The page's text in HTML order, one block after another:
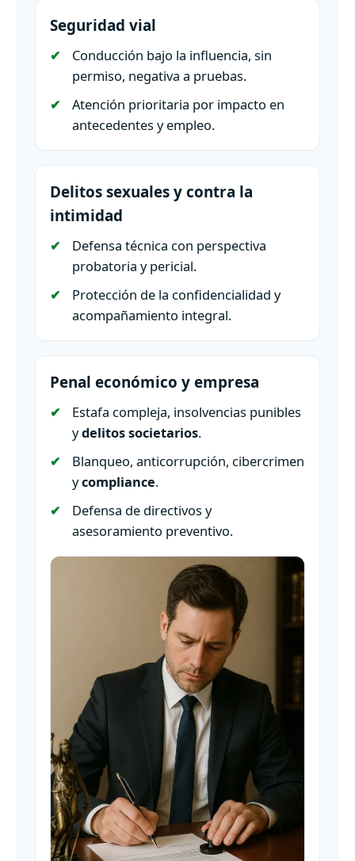
Seguridad vial
Conducción bajo la influencia, sin
permiso, negativa a pruebas.
Atención prioritaria por impacto en
antecedentes y empleo.
Delitos sexuales y contra la
intimidad
Defensa técnica con perspectiva
probatoria y pericial.
Protección de la confidencialidad y
acompañamiento integral.
Penal económico y empresa
Estafa compleja, insolvencias punibles
ydelitos societarios.
Blanqueo, anticorrupción, cibercrimen
ycompliance.
Defensa de directivos y
asesoramiento preventivo.